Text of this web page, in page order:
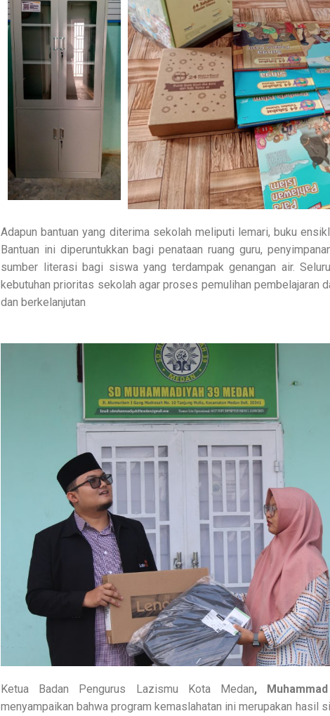
Adapun bantuan yang diterima sekolah meliputi lemari, buku
Bantuan ini diperuntukkan bagi penataan ruang guru,
sumber literasi bagi siswa yang terdampak genangan air.
kebutuhan prioritas sekolah agar proses pemulihan pembelajaran
dan berkelanjutan
Ketua Badan Pengurus Lazismu Kota Medan,
menyampaikan bahwa program kemaslahatan ini merupakan hasil